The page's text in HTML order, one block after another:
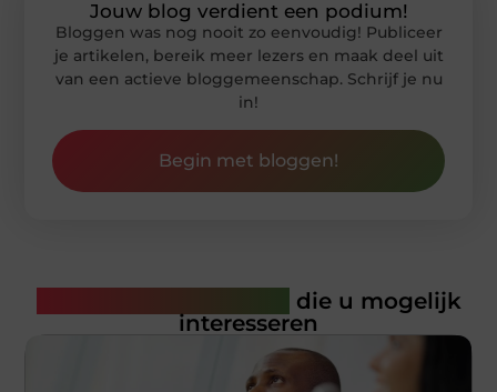
Jouw blog verdient een podium!
Bloggen was nog nooit zo eenvoudig! Publiceer
je artikelen, bereik meer lezers en maak deel uit
van een actieve bloggemeenschap. Schrijf je nu
in!
Begin met bloggen!
die u mogelijk
interesseren